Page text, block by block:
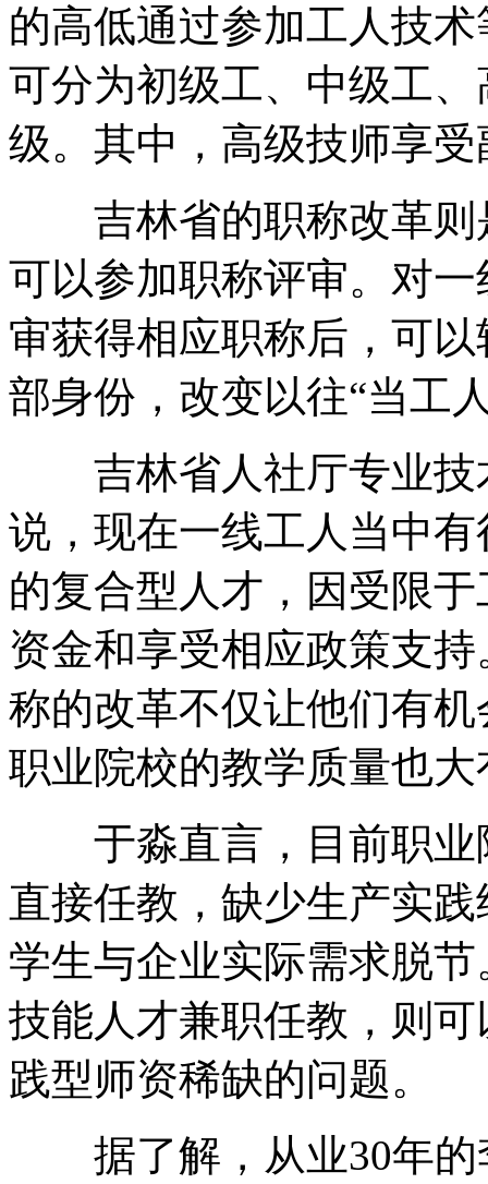
的高低通过参加工人技
可分为初级工、中级工
级。其中，高级技师享
吉林省的职称改革则
可以参加职称评审。对
审获得相应职称后，可
部身份，改变以往“当工
吉林省人社厅专业技
说，现在一线工人当中
的复合型人才，因受限
资金和享受相应政策支
称的改革不仅让他们有
职业院校的教学质量也
于淼直言，目前职业
直接任教，缺少生产实
学生与企业实际需求脱
技能人才兼职任教，则
践型师资稀缺的问题。
据了解，从业30年的